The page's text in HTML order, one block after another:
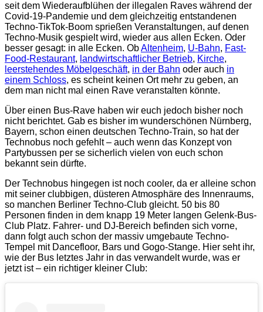
seit dem Wiederaufblühen der illegalen Raves während der
Covid-19-Pandemie und dem gleichzeitig entstandenen
Techno-TikTok-Boom sprießen Veranstaltungen, auf denen
Techno-Musik gespielt wird, wieder aus allen Ecken. Oder
besser gesagt: in alle Ecken. ObAltenheim, U-Bahn, Fast-
Food-Restaurant, landwirtschaftlicher Betrieb, Kirche,
leerstehendes Möbelgeschäft, in der Bahn oder auch in
einem Schloss, es scheint keinen Ort mehr zu geben, an
dem man nicht mal einen Rave veranstalten könnte.
Über einen Bus-Rave haben wir euch jedoch bisher noch
nicht berichtet. Gab es bisher im wunderschönen Nürnberg,
Bayern, schon einen deutschen Techno-Train, so hat der
Technobus noch gefehlt – auch wenn das Konzept von
Partybussen per se sicherlich vielen von euch schon
bekannt sein dürfte.
Der Technobus hingegen ist noch cooler, da er alleine schon
mit seiner clubbigen, düsteren Atmosphäre des Innenraums,
so manchen Berliner Techno-Club gleicht. 50 bis 80
Personen finden in dem knapp 19 Meter langen Gelenk-Bus-
Club Platz. Fahrer- und DJ-Bereich befinden sich vorne,
dann folgt auch schon der massiv umgebaute Techno-
Tempel mit Dancefloor, Bars und Gogo-Stange. Hier seht ihr,
wie der Bus letztes Jahr in das verwandelt wurde, was er
jetzt ist – ein richtiger kleiner Club: